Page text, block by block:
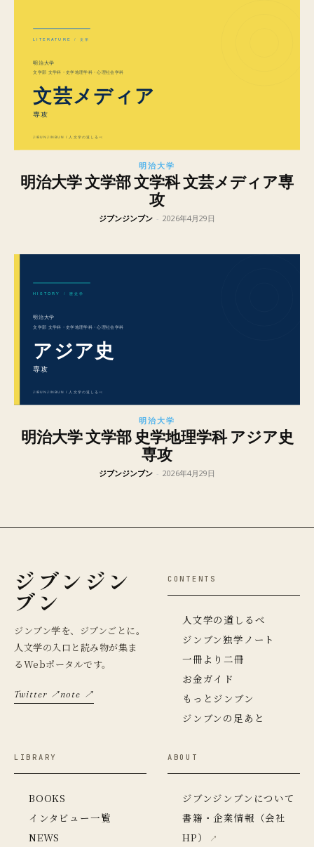
明治大学
明治大学 文学部 文学科 文芸メディア専
攻
ジブンジンブン - 2026年4月29日
明治大学
明治大学 文学部 史学地理学科 アジア史
専攻
ジブンジンブン - 2026年4月29日
ジブンジン
ブン
ジンブン学を、ジブンごとに。
人文学の入口と読み物が集ま
るWebポータルです。
Twitter ↗note ↗
CONTENTS
人文学の道しるべ
ジンブン独学ノート
一冊より二冊
お金ガイド
もっとジンブン
ジンブンの足あと
LIBRARY
BOOKS
インタビュー一覧
NEWS
ABOUT
ジブンジンブンについて
書籍・企業情報（会社
HP）